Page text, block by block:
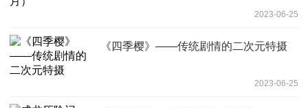
2023-06-25
《四季樱》——传统剧情的二次元特摄
2023-06-25